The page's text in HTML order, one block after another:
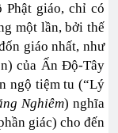
Phật giáo, chỉ có
một lần, bởi thế
giáo nhất, như
của Ấn Độ-Tây
ngộ tiệm tu (“Lý
Nghiêm) nghĩa
giác) cho đến